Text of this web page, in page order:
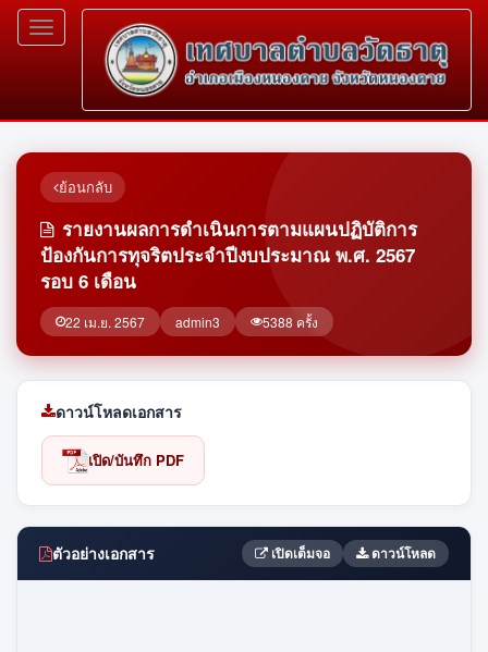
Toggle
navigation
ย้อนกลับ
รายงานผลการดำเนินการตามแผนปฏิบัติการ
ป้องกันการทุจริตประจำปีงบประมาณ พ.ศ. 2567
รอบ 6 เดือน
22 เม.ย. 2567 admin3 5388 ครั้ง
ดาวน์โหลดเอกสาร
เปิด/บันทึก PDF
ตัวอย่างเอกสาร เปิดเต็มจอ ดาวน์โหลด